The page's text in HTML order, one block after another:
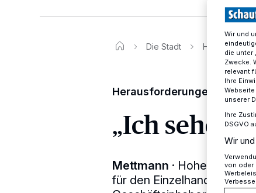
Die Stadt
Herausforderungen im
„Ich sehe
Mettmann · Hohe Mieten,
für den Einzelhandel sind
Wir und
die unter
Zwecke.
relevant
Ihre
unserer
Ihre
DSGVO
Wir
von oder